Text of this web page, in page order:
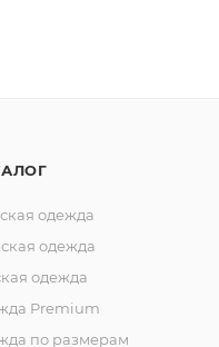
одежда
одежда
одежда
Premium
по размерам